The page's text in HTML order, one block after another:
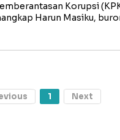
Korupsi
Harun Masiku,
1 Next